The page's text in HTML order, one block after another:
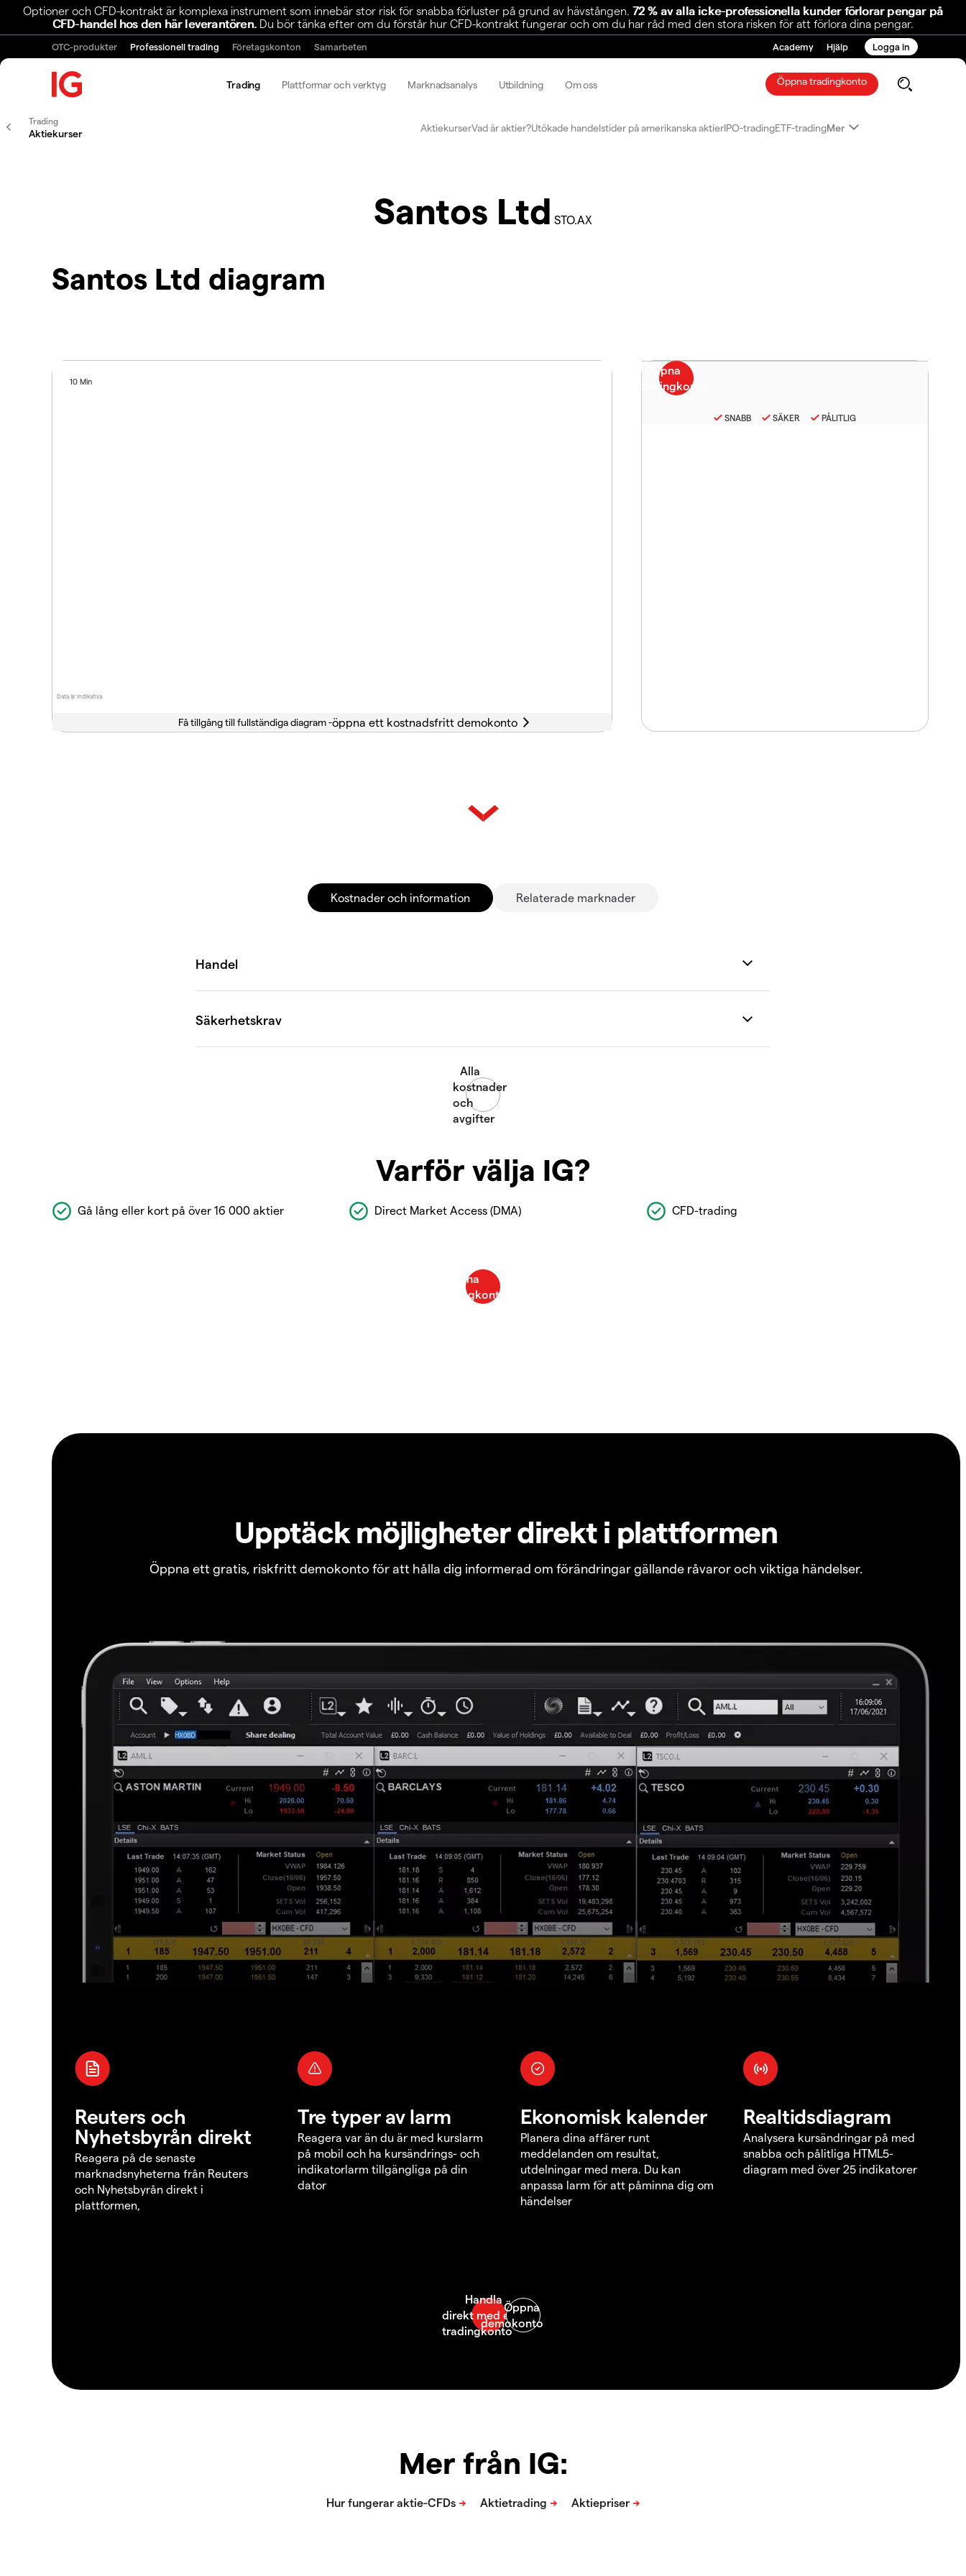
Optioner och CFD-kontrakt är komplexa instrument som innebär stor risk för snabba förluster på grund av hävstången. 72 % av alla icke-professionella kunder förlorar pengar på
CFD-handel hos den här leverantören. Du bör tänka efter om du förstår hur CFD-kontrakt fungerar och om du har råd med den stora risken för att förlora dina pengar.
OTC-produkter Professionell trading Företagskonton Samarbeten Academy Hjälp Logga in
Trading Plattformar och verktyg Marknadsanalys Utbildning Om oss Öppna tradingkonto
Trading
Aktiekurser AktiekurserVad är aktier?Utökade handelstider på amerikanska aktierIPO-tradingETF-tradingMer
Santos Ltd STO.AX
Santos Ltd diagram
Data är indikativa
10 Min
Få tillgång till fullständiga diagram -
SNABB SÄKER PÅLITLIG
Kostnader och information Relaterade marknader
Varför välja IG?
Gå lång eller kort på över 16 000 aktier Direct Market Access (DMA) CFD-trading
Upptäck möjligheter direkt i plattformen
Öppna ett gratis, riskfritt demokonto för att hålla dig informerad om förändringar gällande råvaror och viktiga händelser.
Reuters och
Nyhetsbyrån direkt
Reagera på de senaste
marknadsnyheterna från Reuters
och Nyhetsbyrån direkt i
plattformen,
Tre typer av larm
Reagera var än du är med kurslarm
på mobil och ha kursändrings- och
indikatorlarm tillgängliga på din
dator
Ekonomisk kalender
Planera dina affärer runt
meddelanden om resultat,
utdelningar med mera. Du kan
anpassa larm för att påminna dig om
händelser
Realtidsdiagram
Analysera kursändringar på med
snabba och pålitliga HTML5-
diagram med över 25 indikatorer
Mer från IG: